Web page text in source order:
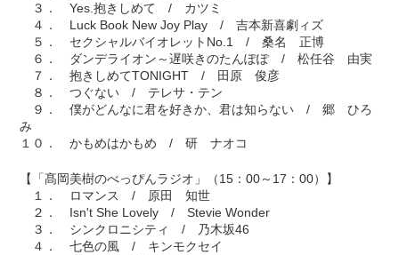
３． Yes.抱きしめて / カツミ
４． Luck Book New Joy Play / 吉本新喜劇ィズ
５． セクシャルバイオレットNo.1 / 桑名 正博
６． ダンデライオン～遅咲きのたんぽぽ / 松任谷 由実
７． 抱きしめてTONIGHT / 田原 俊彦
８． つぐない / テレサ・テン
９． 僕がどんなに君を好きか、君は知らない / 郷 ひろ
み
１０． かもめはかもめ / 研 ナオコ
【「髙岡美樹のべっぴんラジオ」（15：00～17：00）】
１． ロマンス / 原田 知世
２． Isn't She Lovely / Stevie Wonder
３． シンクロニシティ / 乃木坂46
４． 七色の風 / キンモクセイ